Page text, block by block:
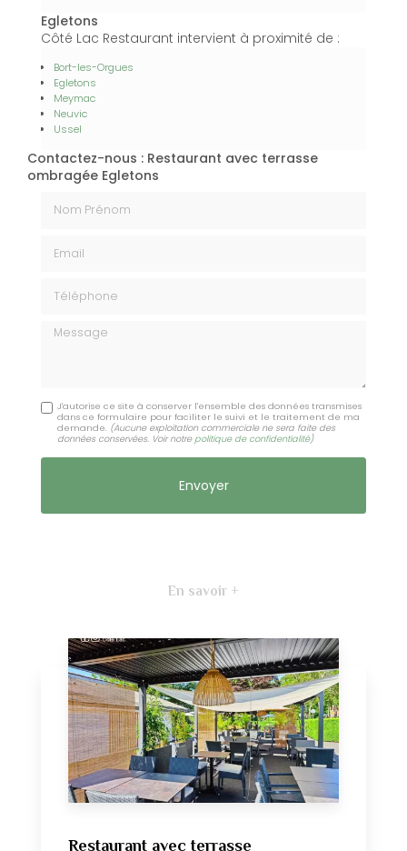
Egletons
Côté Lac Restaurant intervient à proximité de :
Bort-les-Orgues
Egletons
Meymac
Neuvic
Ussel
Contactez-nous : Restaurant avec terrasse
ombragée Egletons
Message
J'autorise ce site à conserver l'ensemble des données transmises
dans ce formulaire pour faciliter le suivi et le traitement de ma
demande. (Aucune exploitation commerciale ne sera faite des
données conservées. Voir notre politique de confidentialité)
En savoir +
Restaurant avec terrasse